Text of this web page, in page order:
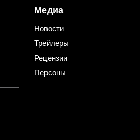
Медиа
Новости
Трейлеры
Рецензии
Персоны